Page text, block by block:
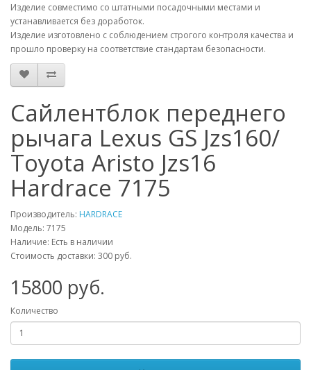
Изделие совместимо со штатными посадочными местами и
устанавливается без доработок.
Изделие изготовлено с соблюдением строгого контроля качества и
прошло проверку на соответствие стандартам безопасности.
Сайлентблок переднего
рычага Lexus GS Jzs160/
Toyota Aristo Jzs16
Hardrace 7175
Производитель: HARDRACE
Модель: 7175
Наличие: Есть в наличии
Стоимость доставки: 300 руб.
15800 руб.
Количество